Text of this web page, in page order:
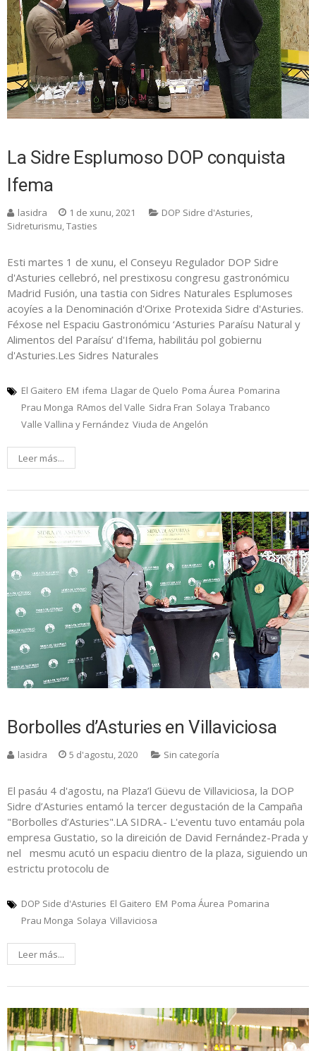
La Sidre Esplumoso DOP conquista
Ifema
lasidra 1 de xunu, 2021 DOP Sidre d'Asturies,
Sidreturismu,Tasties
Esti martes 1 de xunu, el Conseyu Regulador DOP Sidre
d'Asturies cellebró, nel prestixosu congresu gastronómicu
Madrid Fusión, una tastia con Sidres Naturales Esplumoses
acoyíes a la Denominación d'Orixe Protexida Sidre d'Asturies.
Féxose nel Espaciu Gastronómicu ‘Asturies Paraísu Natural y
Alimentos del Paraísu’ d'Ifema, habilitáu pol gobiernu
d'Asturies.Les Sidres Naturales
El Gaitero EM ifema Llagar de Quelo Poma Áurea Pomarina
Prau Monga RAmos del Valle Sidra Fran Solaya Trabanco
Valle Vallina y Fernández Viuda de Angelón
Leer más...
Borbolles d’Asturies en Villaviciosa
lasidra 5 d'agostu, 2020 Sin categoría
El pasáu 4 d'agostu, na Plaza’l Güevu de Villaviciosa, la DOP
Sidre d’Asturies entamó la tercer degustación de la Campaña
"Borbolles d’Asturies".LA SIDRA.- L'eventu tuvo entamáu pola
empresa Gustatio, so la direición de David Fernández-Prada y
nel mesmu acutó un espaciu dientro de la plaza, siguiendo un
estrictu protocolu de
DOP Side d'Asturies El Gaitero EM Poma Áurea Pomarina
Prau Monga Solaya Villaviciosa
Leer más...